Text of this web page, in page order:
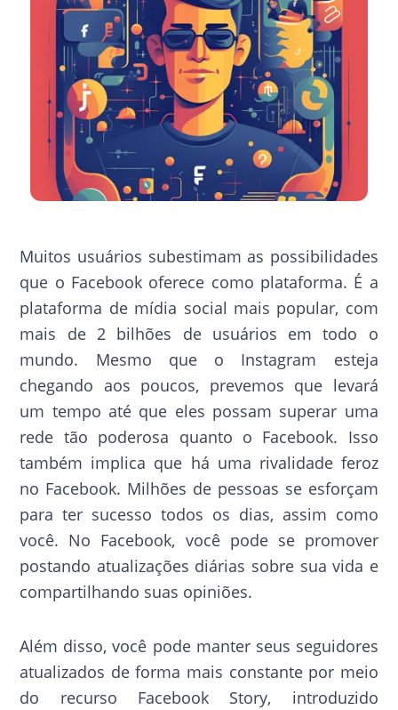
Muitos usuários subestimam as possibilidades
que o Facebook oferece como plataforma. É a
plataforma de mídia social mais popular, com
mais de 2 bilhões de usuários em todo o
mundo. Mesmo que o Instagram esteja
chegando aos poucos, prevemos que levará
um tempo até que eles possam superar uma
rede tão poderosa quanto o Facebook. Isso
também implica que há uma rivalidade feroz
no Facebook. Milhões de pessoas se esforçam
para ter sucesso todos os dias, assim como
você. No Facebook, você pode se promover
postando atualizações diárias sobre sua vida e
compartilhando suas opiniões.
Além disso, você pode manter seus seguidores
atualizados de forma mais constante por meio
do recurso Facebook Story, introduzido